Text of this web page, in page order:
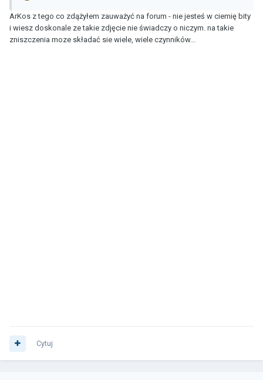
ArKos z tego co zdążyłem zauważyć na forum - nie jesteś w ciemię bity
i wiesz doskonale ze takie zdjęcie nie świadczy o niczym. na takie
zniszczenia moze składać sie wiele, wiele czynników...
Cytuj